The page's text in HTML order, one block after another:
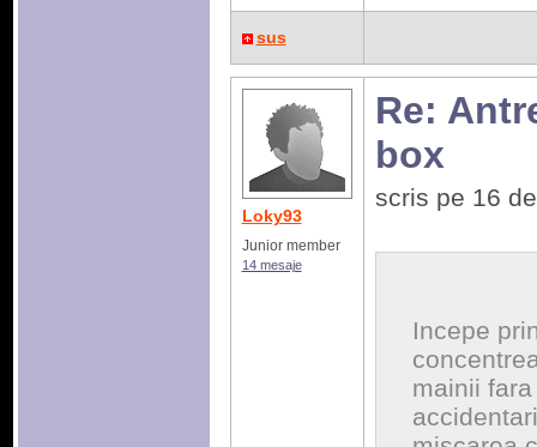
sus
Loky93
Junior member
14 mesaje
Re:
box
scris pe 16
Incepe
mainii